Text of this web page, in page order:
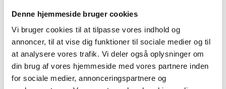
Denne hjemmeside bruger cookies
Vi bruger cookies til at tilpasse vores indhold og
annoncer, til at vise dig funktioner til sociale medier og til
at analysere vores trafik. Vi deler også oplysninger om
din brug af vores hjemmeside med vores partnere inden
for sociale medier, annonceringspartnere og
direkte sollys.
PRODUKTSPECIFIKATIONER
Varenummer 82064868